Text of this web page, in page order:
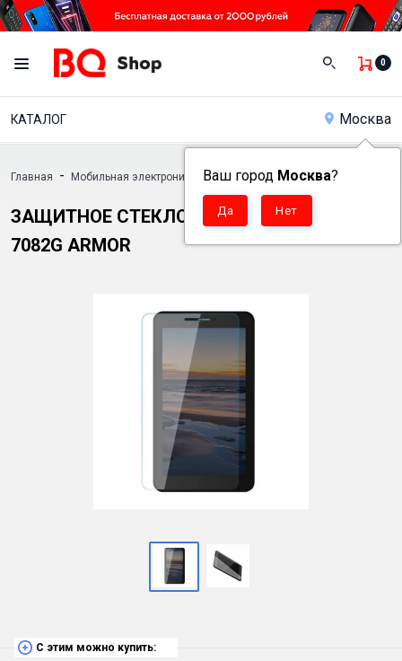
0
КАТАЛОГ Москва
Ваш город Москва?
Главная - Мобильная электроника - Аксессуары - Защитное стекло
ЗАЩИТНОЕ СТЕКЛО ДЛЯ ПЛАНШЕТА BQ
7082G ARMOR
С этим можно купить: